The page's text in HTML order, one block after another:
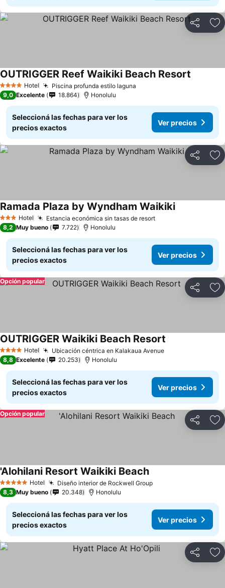
Compartir
4 EstrellasHotel Piscina profunda estilo laguna
OUTRIGGER Reef Waikiki Beach Resort
9,0 Excelente 18.864 Honolulu
Seleccioná las fechas para ver los
precios exactos
Ver precios
Compartir
3 Estrellas
Hotel Estancia económica sin tasas de resort
Ramada Plaza by Wyndham Waikiki
8,2 Muy bueno 7.722 Honolulu
Seleccioná las fechas para ver los
precios exactos
Ver precios
Compartir
Opción popular
4 EstrellasHotel Ubicación céntrica en Kalakaua Avenue
OUTRIGGER Waikiki Beach Resort
8,8 Excelente 20.253 Honolulu
Seleccioná las fechas para ver los
precios exactos
Ver precios
Compartir
Opción popular
5 Estrellas Hotel Diseño interior de Rockwell Group
'Alohilani Resort Waikiki Beach
8,3 Muy bueno 20.348 Honolulu
Seleccioná las fechas para ver los
precios exactos
Ver precios
Compartir